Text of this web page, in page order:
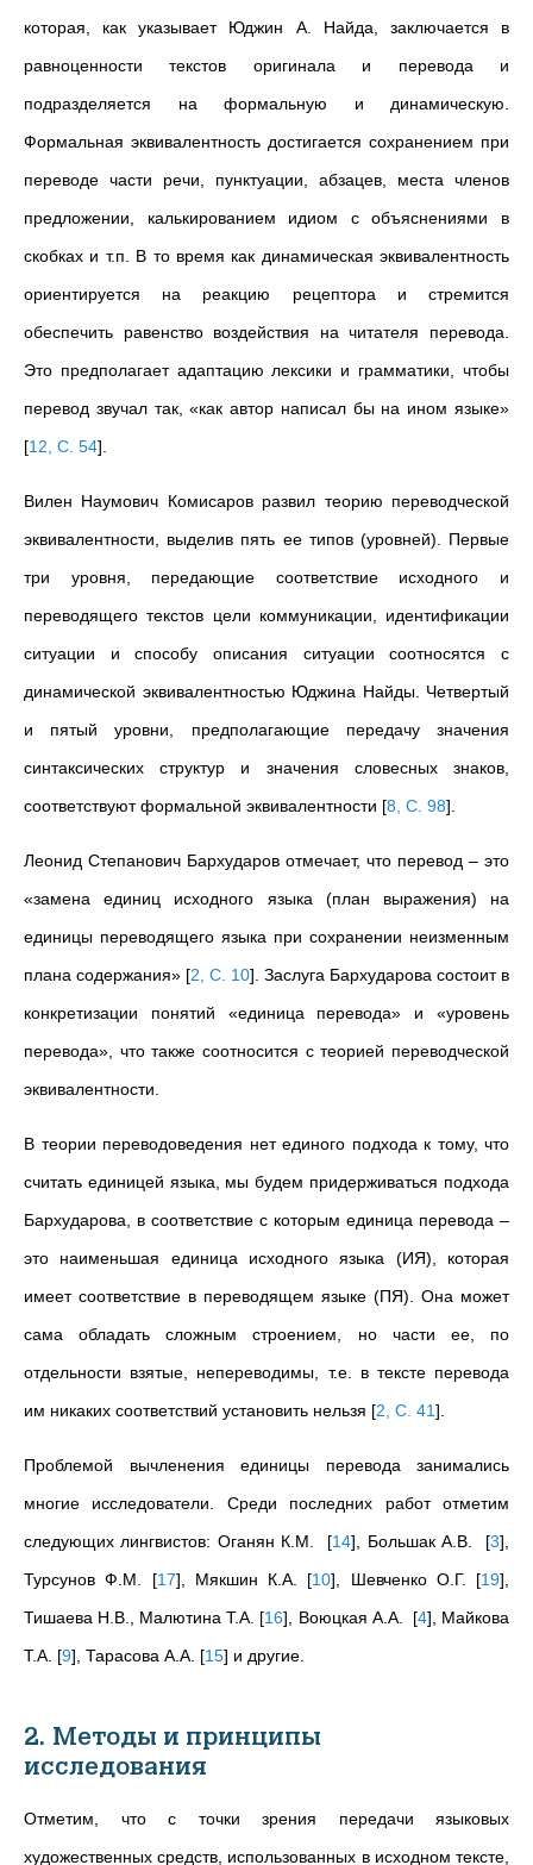
которая, как указывает Юджин А. Найда, заключается в
равноценности текстов оригинала и перевода и
подразделяется на формальную и динамическую.
Формальная эквивалентность достигается сохранением при
переводе части речи, пунктуации, абзацев, места членов
предложении, калькированием идиом с объяснениями в
скобках и т.п. В то время как динамическая эквивалентность
ориентируется на реакцию рецептора и стремится
обеспечить равенство воздействия на читателя перевода.
Это предполагает адаптацию лексики и грамматики, чтобы
перевод звучал так, «как автор написал бы на ином языке»
[12, С. 54]
Вилен Наумович Комисаров развил теорию переводческой
эквивалентности, выделив пять ее типов (уровней). Первые
три уровня, передающие соответствие исходного и
переводящего текстов цели коммуникации, идентификации
ситуации и способу описания ситуации соотносятся с
динамической эквивалентностью Юджина Найды. Четвертый
и пятый уровни, предполагающие передачу значения
синтаксических структур и значения словесных знаков,
соответствуют формальной эквивалентности [8, С. 98]
Леонид Степанович Бархударов отмечает, что перевод – это
«замена единиц исходного языка (план выражения) на
единицы переводящего языка при сохранении неизменным
плана содержания» [2, С. 10] . Заслуга Бархударова состоит в
конкретизации понятий «единица перевода» и «уровень
перевода», что также соотносится с теорией переводческой
эквивалентности.
В теории переводоведения нет единого подхода к тому, что
считать единицей языка, мы будем придерживаться подхода
Бархударова, в соответствие с которым единица перевода –
это наименьшая единица исходного языка (ИЯ), которая
имеет соответствие в переводящем языке (ПЯ). Она может
сама обладать сложным строением, но части ее, по
отдельности взятые, непереводимы, т.е. в тексте перевода
им никаких соответствий установить нельзя [2, С. 41]
Проблемой вычленения единицы перевода занимались
многие исследователи. Среди последних работ отметим
следующих лингвистов: Оганян К.М. [14] , Большак А.В. [3]
Турсунов Ф.М. [17] Мякшин К.А. [10] Шевченко О.Г. [19]
Тишаева Н.В., Малютина Т.А. [16] , Воюцкая А.А. [4]
Майкова
Т.А. [9] Тарасова А.А. [15] и другие.
2. Методы и принципы
исследования
Отметим, что с точки зрения передачи языковых
художественных средств, использованных в исходном тексте,